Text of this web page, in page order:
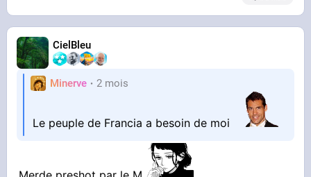
CielBleu
Minerve 2 mois
Le peuple de Francia a besoin de moi